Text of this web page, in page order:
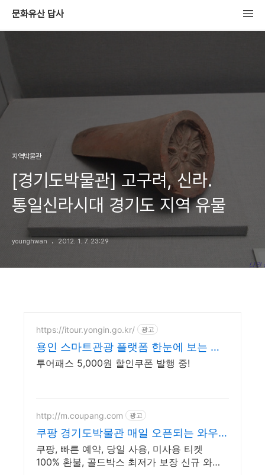
문화유산 답사
지역박물관
[경기도박물관] 고구려, 신라.
통일신라시대 경기도 지역 유물
younghwan 2012. 1. 7. 23:29
https://itour.yongin.go.kr/ 광고
용인 스마트관광 플랫폼 한눈에 보는 용
인,
투어패스 5,000원 할인쿠폰 발행 중!
http://m.coupang.com 광고
쿠팡 경기도박물관 매일 오픈되는 와우회
원 특가
쿠팡, 빠른 예약, 당일 사용, 미사용 티켓
100% 환불, 골드박스 최저가 보장 신규 와우